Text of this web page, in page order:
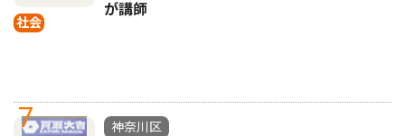
社会
が講師
7
神奈川区